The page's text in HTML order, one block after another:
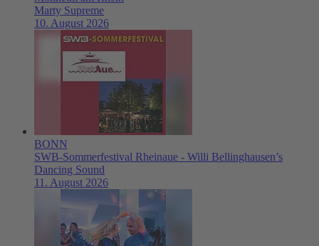
Marty Supreme
10. August 2026
BONN
SWB-Sommerfestival Rheinaue - Willi Bellinghausen’s
Dancing Sound
11. August 2026